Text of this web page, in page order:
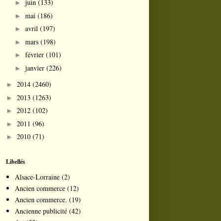
► juin (133)
► mai (186)
► avril (197)
► mars (198)
► février (101)
► janvier (226)
► 2014 (2460)
► 2013 (1263)
► 2012 (102)
► 2011 (96)
► 2010 (71)
Libellés
Alsace-Lorraine (2)
Ancien commerce (12)
Ancien commerce. (19)
Ancienne publicité (42)